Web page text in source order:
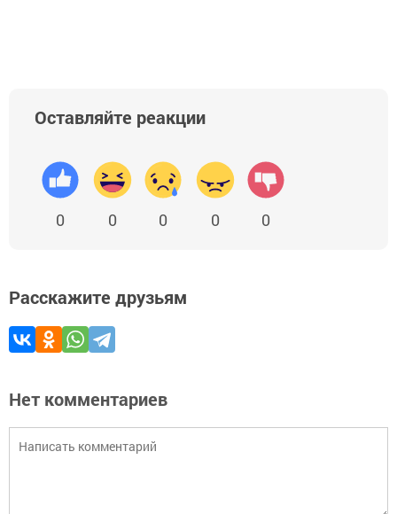
Оставляйте реакции
0 0 0 0 0
Расскажите друзьям
Нет комментариев